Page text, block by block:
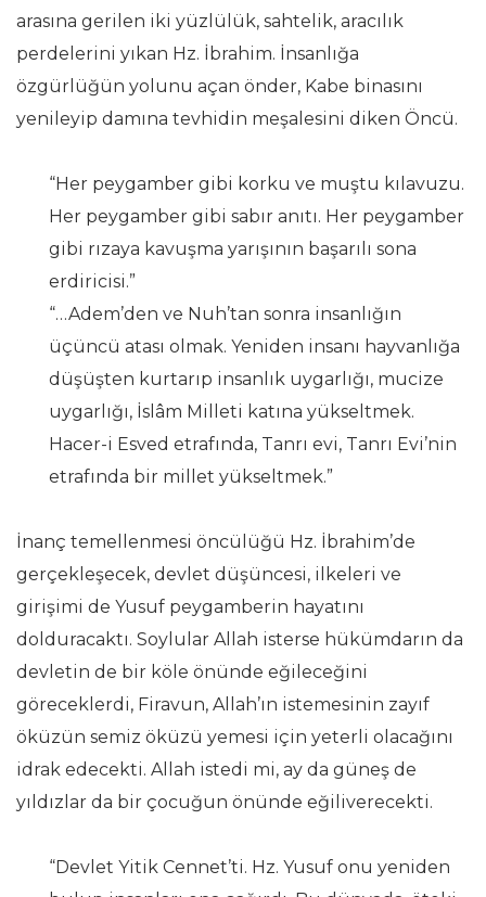
arasına gerilen iki yüzlülük, sahtelik, aracılık
perdelerini yıkan Hz. İbrahim. İnsanlığa
özgürlüğün yolunu açan önder, Kabe binasını
yenileyip damına tevhidin meşalesini diken Öncü.
“Her peygamber gibi korku ve muştu kılavuzu.
Her peygamber gibi sabır anıtı. Her peygamber
gibi rızaya kavuşma yarışının başarılı sona
erdiricisi.”
“…Adem’den ve Nuh’tan sonra insanlığın
üçüncü atası olmak. Yeniden insanı hayvanlığa
düşüşten kurtarıp insanlık uygarlığı, mucize
uygarlığı, İslâm Milleti katına yükseltmek.
Hacer-i Esved etrafında, Tanrı evi, Tanrı Evi’nin
etrafında bir millet yükseltmek.”
İnanç temellenmesi öncülüğü Hz. İbrahim’de
gerçekleşecek, devlet düşüncesi, ilkeleri ve
girişimi de Yusuf peygamberin hayatını
dolduracaktı. Soylular Allah isterse hükümdarın da
devletin de bir köle önünde eğileceğini
göreceklerdi, Firavun, Allah’ın istemesinin zayıf
öküzün semiz öküzü yemesi için yeterli olacağını
idrak edecekti. Allah istedi mi, ay da güneş de
yıldızlar da bir çocuğun önünde eğiliverecekti.
“Devlet Yitik Cennet’ti. Hz. Yusuf onu yeniden